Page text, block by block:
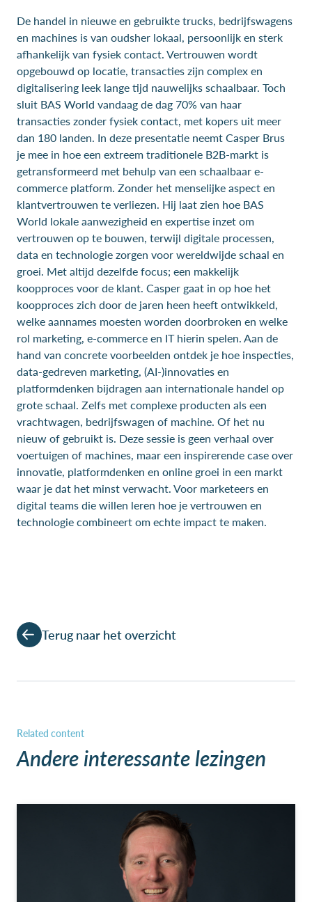
De handel in nieuwe en gebruikte trucks, bedrijfswagens
en machines is van oudsher lokaal, persoonlijk en sterk
afhankelijk van fysiek contact. Vertrouwen wordt
opgebouwd op locatie, transacties zijn complex en
digitalisering leek lange tijd nauwelijks schaalbaar. Toch
sluit BAS World vandaag de dag 70% van haar
transacties zonder fysiek contact, met kopers uit meer
dan 180 landen. In deze presentatie neemt Casper Brus
je mee in hoe een extreem traditionele B2B-markt is
getransformeerd met behulp van een schaalbaar e-
commerce platform. Zonder het menselijke aspect en
klantvertrouwen te verliezen. Hij laat zien hoe BAS
World lokale aanwezigheid en expertise inzet om
vertrouwen op te bouwen, terwijl digitale processen,
data en technologie zorgen voor wereldwijde schaal en
groei. Met altijd dezelfde focus; een makkelijk
koopproces voor de klant. Casper gaat in op hoe het
koopproces zich door de jaren heen heeft ontwikkeld,
welke aannames moesten worden doorbroken en welke
rol marketing, e-commerce en IT hierin spelen. Aan de
hand van concrete voorbeelden ontdek je hoe inspecties,
data-gedreven marketing, (AI-)innovaties en
platformdenken bijdragen aan internationale handel op
grote schaal. Zelfs met complexe producten als een
vrachtwagen, bedrijfswagen of machine. Of het nu
nieuw of gebruikt is. Deze sessie is geen verhaal over
voertuigen of machines, maar een inspirerende case over
innovatie, platformdenken en online groei in een markt
waar je dat het minst verwacht. Voor marketeers en
digital teams die willen leren hoe je vertrouwen en
technologie combineert om echte impact te maken.
Terug naar het overzicht
Andere interessante lezingen